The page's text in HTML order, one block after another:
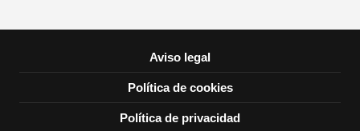
Aviso legal
Política de cookies
Política de privacidad